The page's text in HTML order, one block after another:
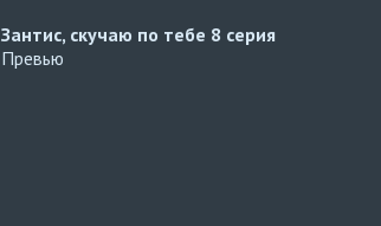
Зантис, скучаю по тебе 8 серия
Превью